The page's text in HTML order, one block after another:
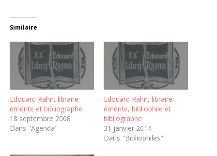
Similaire
Edouard Rahir, libraire
émérite et bibliographe
18 septembre 2008
Dans "Agenda"
Edouard Rahir, libraire
émérite, bibliophile et
bibliographe
31 janvier 2014
Dans "Bibliophiles"